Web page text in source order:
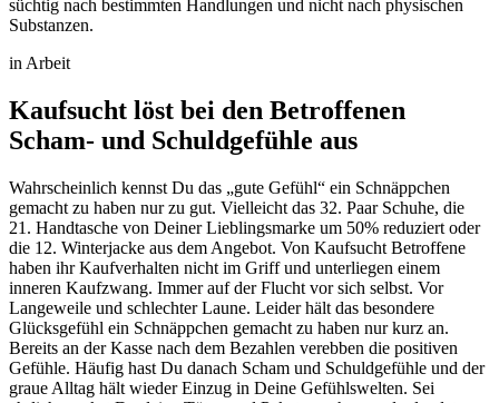
süchtig nach bestimmten Handlungen und nicht nach physischen
Substanzen.
in Arbeit
Kaufsucht löst bei den Betroffenen
Scham- und Schuldgefühle aus
Wahrscheinlich kennst Du das „gute Gefühl“ ein Schnäppchen
gemacht zu haben nur zu gut. Vielleicht das 32. Paar Schuhe, die
21. Handtasche von Deiner Lieblingsmarke um 50% reduziert oder
die 12. Winterjacke aus dem Angebot. Von Kaufsucht Betroffene
haben ihr Kaufverhalten nicht im Griff und unterliegen einem
inneren Kaufzwang. Immer auf der Flucht vor sich selbst. Vor
Langeweile und schlechter Laune. Leider hält das besondere
Glücksgefühl ein Schnäppchen gemacht zu haben nur kurz an.
Bereits an der Kasse nach dem Bezahlen verebben die positiven
Gefühle. Häufig hast Du danach Scham und Schuldgefühle und der
graue Alltag hält wieder Einzug in Deine Gefühlswelten. Sei